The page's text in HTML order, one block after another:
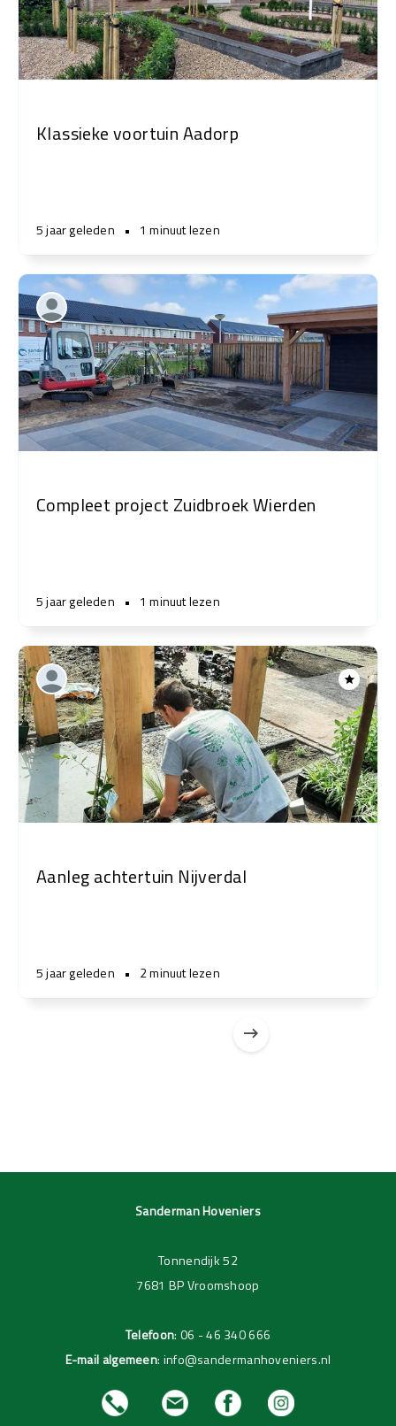
Klassieke voortuin Aadorp
5 jaar geleden • 1 minuut lezen
Compleet project Zuidbroek Wierden
5 jaar geleden • 1 minuut lezen
Aanleg achtertuin Nijverdal
5 jaar geleden • 2 minuut lezen
Sanderman Hoveniers
Tonnendijk 52
7681 BP Vroomshoop
Telefoon: 06 - 46 340 666
E-mail algemeen: info@sandermanhoveniers.nl